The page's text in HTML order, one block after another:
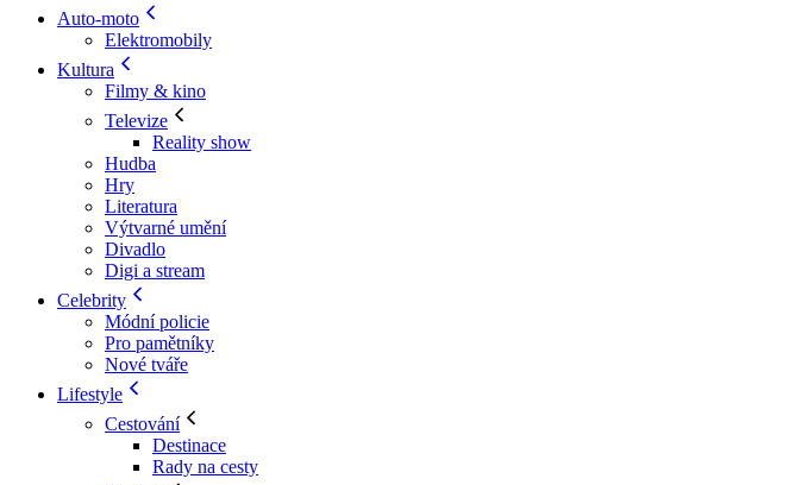
Auto-moto
Elektromobily
Kultura
Filmy & kino
Televize
Reality show
Hudba
Hry
Literatura
Výtvarné umění
Divadlo
Digi a stream
Celebrity
Módní policie
Pro pamětníky
Nové tváře
Lifestyle
Cestování
Destinace
Rady na cesty